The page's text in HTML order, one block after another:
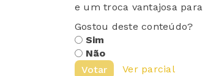
e um troca vantajosa
Gostou deste conteúdo?
Sim
Não
Votar
Ver parcial